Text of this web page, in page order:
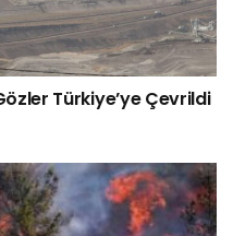
Türkiye’ye Çevrildi